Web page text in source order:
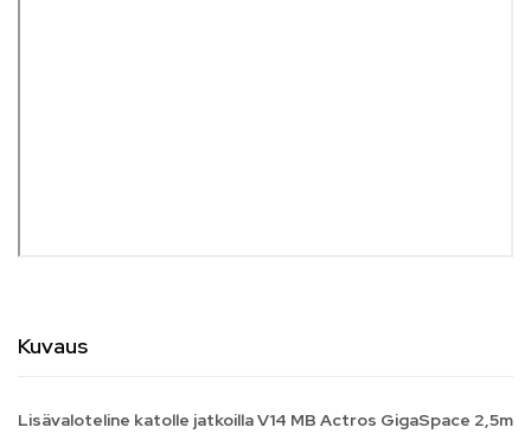
Kuvaus
Lisävaloteline katolle jatkoilla V14 MB Actros GigaSpace 2,5m